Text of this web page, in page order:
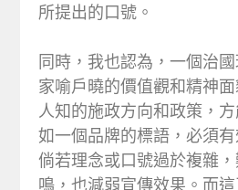
所提出的口號。
同時，我也認為，一個治
家喻戶曉的價值觀和精神
人知的施政方向和政策，
如一個品牌的標語，必須
倘若理念或口號過於複雜
鳴，也減弱宣傳效果。而這